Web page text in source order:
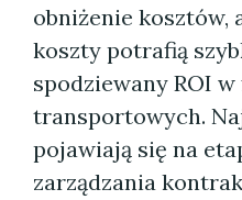
obniżenie kosztów,
koszty potrafią
spodziewany ROI
transportowych.
pojawiają się na
zarządzania